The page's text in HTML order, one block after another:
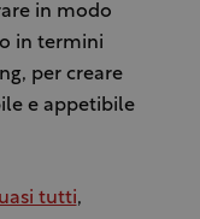
in modo
in termini
per creare
e appetibile
tutti,